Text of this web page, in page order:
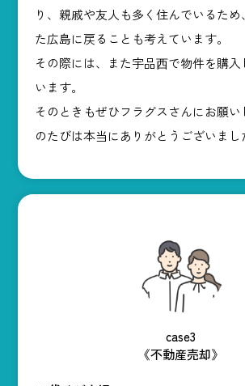
り、親戚や友人も多く住んでいるため
た広島に戻ることも考えています。
その際には、また宇品⻄で物件を購入
います。
そのときもぜひフラグスさんにお願い
のたびは本当にありがとうございまし
case3
《不動産売却》